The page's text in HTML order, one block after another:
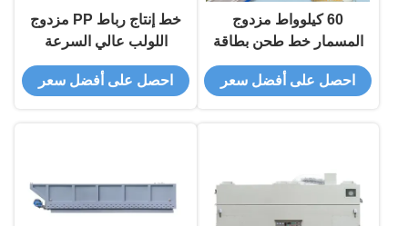
الصناعية الصناعية
الصناعية الصناعية
الصناعية
60 كيلوواط مزدوج
المسمار خط طحن بطاقة
PP ذاتية التشغيل بالكامل
للكتب عالية الدقة
احصل على أفضل سعر
خط إنتاج رباط PP مزدوج
اللولب عالي السرعة
وعالي الدقة لتصنيع
التغليف البلاستيكي بكفاءة
احصل على أفضل سعر